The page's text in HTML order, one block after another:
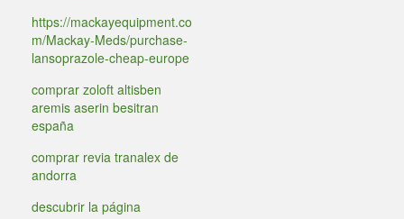
https://mackayequipment.co
m/Mackay-Meds/purchase-
lansoprazole-cheap-europe
comprar zoloft altisben
aremis aserin besitran
españa
comprar revia tranalex de
andorra
descubrir la página